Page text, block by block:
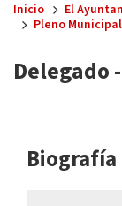
Inicio El
Pleno Municipal
Delegado
Biografía